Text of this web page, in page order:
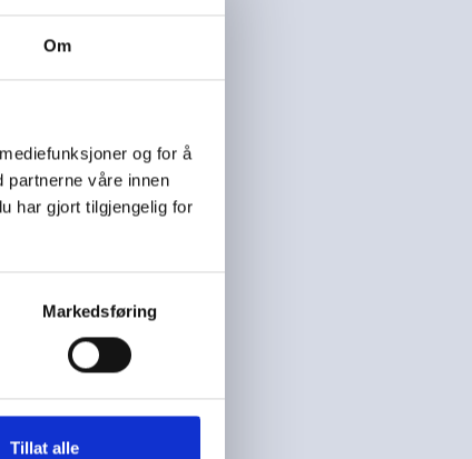
Om
og for å
partnerne våre innen
har gjort tilgjengelig for
Markedsføring
Tillat alle